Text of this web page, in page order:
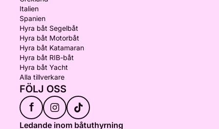
Italien
Spanien
Hyra båt Segelbåt
Hyra båt Motorbåt
Hyra båt Katamaran
Hyra båt RIB-båt
Hyra båt Yacht
Alla tillverkare
FÖLJ OSS
f
Ledande inom båtuthyrning